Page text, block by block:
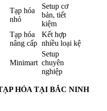
Tạp hóa
nhỏ
Setup cơ
bản, tiết
kiệm
Tạp hóa
nâng cấp
Kết hợp
nhiều loại kệ
Minimart
Setup
chuyên
nghiệp
HÓA TẠI BẮC NINH